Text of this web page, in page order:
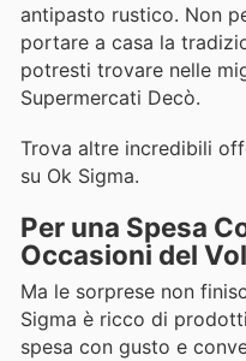
antipasto rustico. Non
portare a casa la
potresti trovare nelle
Supermercati Decò.
Trova altre incredibili
su Ok Sigma.
Per una Spesa
Occasioni del
Ma le sorprese non
Sigma è ricco di
spesa con gusto e